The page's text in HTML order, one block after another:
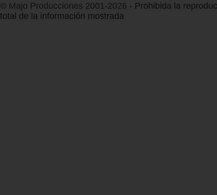
© Majo Producciones 2001-2026 - Prohibida la
total de la información mostrada